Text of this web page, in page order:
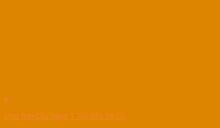
+
Mua Bán Cầu Nâng 1 Trụ Rửa Xe Cũ